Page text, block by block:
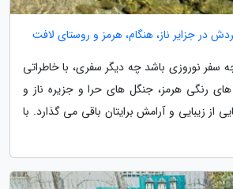
چه سفر نوروزی باشد چه دیگر سفری، با خاطراتی
های رنگی هرمز، جنگل های حرا و جزیره ناز و
از زیبایی و آرامش برایتان باقی می گذارد. با